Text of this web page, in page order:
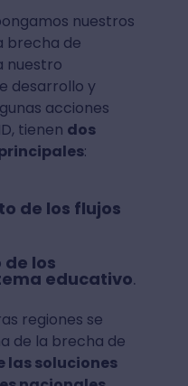
nuestros
brecha de
nuestro
desarrollo y
acciones
tienen dos
:
de los flujos
los
educativo.
regiones se
de la brecha de
las soluciones